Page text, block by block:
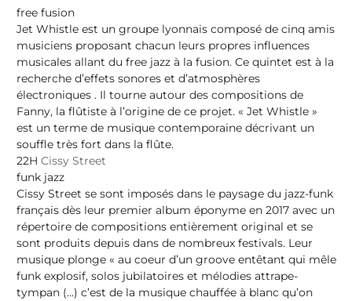
free fusion
Jet Whistle est un groupe lyonnais composé de cinq amis
musiciens proposant chacun leurs propres influences
musicales allant du free jazz à la fusion. Ce quintet est à la
recherche d’effets sonores et d’atmosphères
électroniques . Il tourne autour des compositions de
Fanny, la flûtiste à l’origine de ce projet. « Jet Whistle »
est un terme de musique contemporaine décrivant un
souffle très fort dans la flûte.
22H Cissy Street
funk jazz
Cissy Street se sont imposés dans le paysage du jazz-funk
français dès leur premier album éponyme en 2017 avec un
répertoire de compositions entièrement original et se
sont produits depuis dans de nombreux festivals. Leur
musique plonge « au coeur d’un groove entêtant qui mêle
funk explosif, solos jubilatoires et mélodies attrape-
tympan (…) c’est de la musique chauffée à blanc qu’on